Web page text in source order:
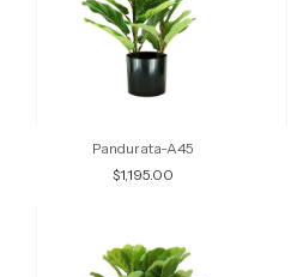
Pandurata-A45
$1,195.00